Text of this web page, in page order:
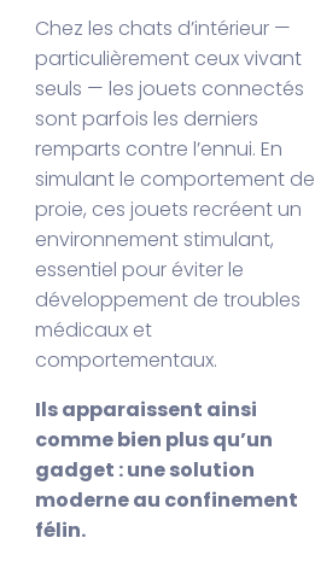
Chez les chats d’intérieur —
particulièrement ceux vivant
seuls — les jouets connectés
sont parfois les derniers
remparts contre l’ennui. En
simulant le comportement de
proie, ces jouets recréent un
environnement stimulant,
essentiel pour éviter le
développement de troubles
médicaux et
comportementaux.
Ils apparaissent ainsi
comme bien plus qu’un
gadget : une solution
moderne au confinement
félin.